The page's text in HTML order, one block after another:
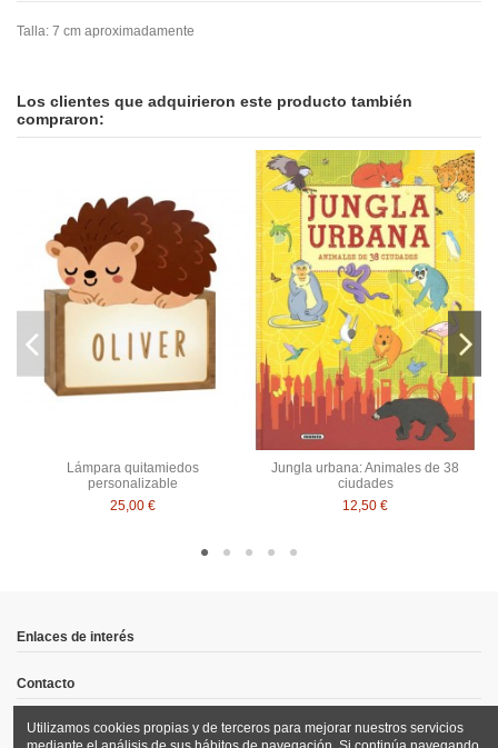
Talla: 7 cm aproximadamente
Los clientes que adquirieron este producto también
compraron:
Lámpara quitamiedos
personalizable
25,00 €
Jungla urbana: Animales de 38
ciudades
12,50 €
Enlaces de interés
Contacto
Síguenos
Utilizamos cookies propias y de terceros para mejorar nuestros servicios